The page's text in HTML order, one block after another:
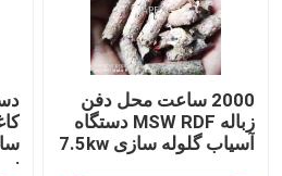
2000 ساعت محل دفن
زباله MSW RDF دستگاه
آسیاب گلوله سازی 7.5kw